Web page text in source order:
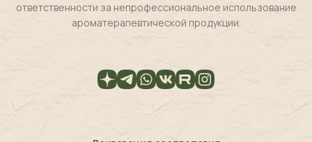
ответственности за непрофессиональное использование
ароматерапевтической продукции.